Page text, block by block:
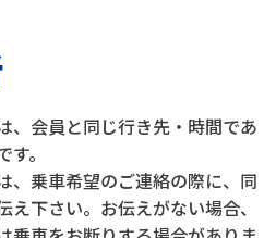
、会員と同じ行き先・時間であ
。
、乗車希望のご連絡の際に、同
下さい。お伝えがない場合、